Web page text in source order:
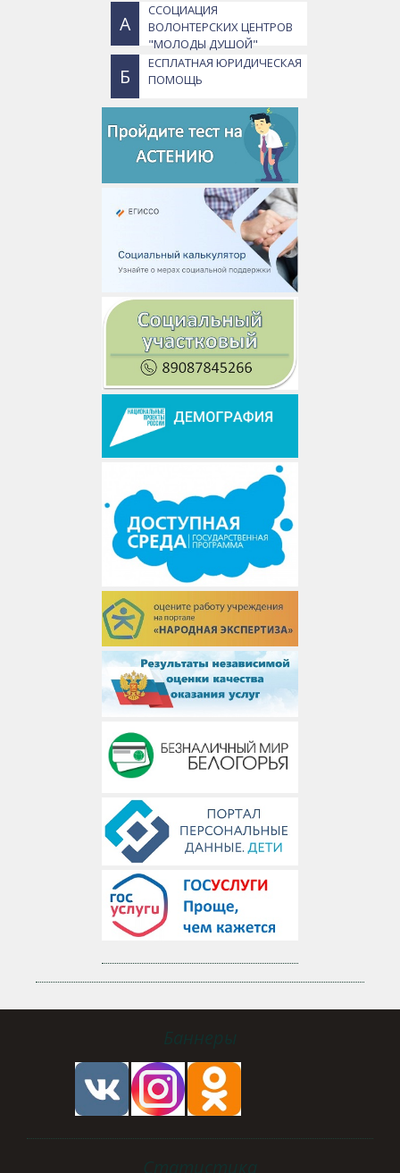
А
ССОЦИАЦИЯ
ВОЛОНТЕРСКИХ ЦЕНТРОВ
"МОЛОДЫ ДУШОЙ"
Б
ЕСПЛАТНАЯ ЮРИДИЧЕСКАЯ
ПОМОЩЬ